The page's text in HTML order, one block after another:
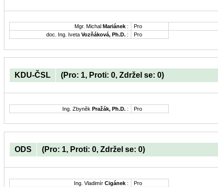
Mgr. Michal Mariánek :
Pro
doc. Ing. Iveta Vozňáková, Ph.D. : Pro
KDU-ČSL (Pro: 1, Proti: 0, Zdržel se: 0)
Ing. Zbyněk Pražák, Ph.D. : Pro
ODS (Pro: 1, Proti: 0, Zdržel se: 0)
Ing. Vladimír Cigánek : Pro